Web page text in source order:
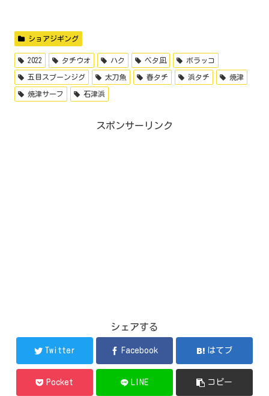
ショアジギング
2022 タチウオ ハク ベタ凪 ボラッコ
五目スプーンジグ 太刀魚 春タチ 浜タチ 焼津
焼津サーフ 石津浜
スポンサーリンク
シェアする
Twitter Facebook はてブ
Pocket LINE コピー